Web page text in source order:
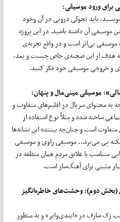
برای ورود موسیقی:
باید تحولی درونی در آن وجود
آن داشته باشید. در این پروژه
بی‌اثر است و در واقع تجربه‌ی
هدف از این صحنه‌ی خاص چیست و بعد،
و خروجی موسیقی خود فکر کنید.
موسیقی مینی‌مال و پنهان:
به محتوای سریال در اقلیم‌های متفاوت و
ساخته شده و مثلاً نوع استفاده از
است و چنان‌چه بیننده این نشانه‌ها
نکته پی می‌برد... موسیقی راوی و موسیقی
متناسب با علایق مردم همان منطقه در
مثبتی برای آهنگ‌ساز است.
محبوب ۴۰ کارگردان (بخش دوم): وحشت‌های خاطره‌انگیز
زک شارف در «ایندی‌وایر» و به منظور